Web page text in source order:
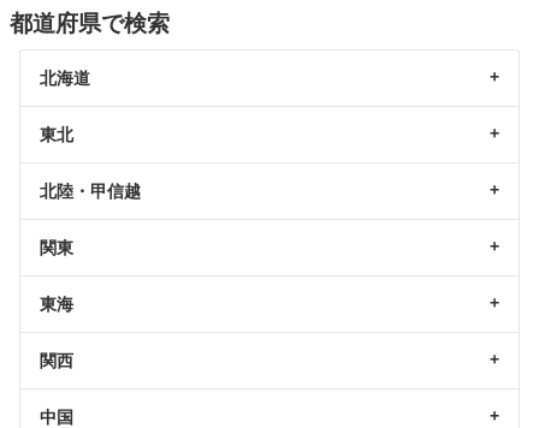
都道府県で検索
北海道
東北
北陸・甲信越
関東
東海
関西
中国